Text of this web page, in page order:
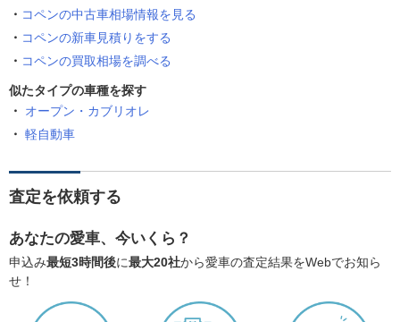
コペンの中古車相場情報を見る
コペンの新車見積りをする
コペンの買取相場を調べる
似たタイプの車種を探す
オープン・カブリオレ
軽自動車
査定を依頼する
あなたの愛車、今いくら？
申込み最短3時間後に最大20社から愛車の査定結果をWebでお知ら
せ！